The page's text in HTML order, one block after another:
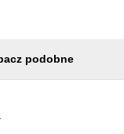
podobne